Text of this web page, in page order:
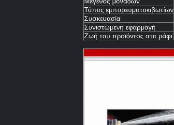
Τύπος εμπορευματοκιβωτίων
Συσκευασία
Συνιστώμενη εφαρμογή
Ζωή του προϊόντος στο ράφι